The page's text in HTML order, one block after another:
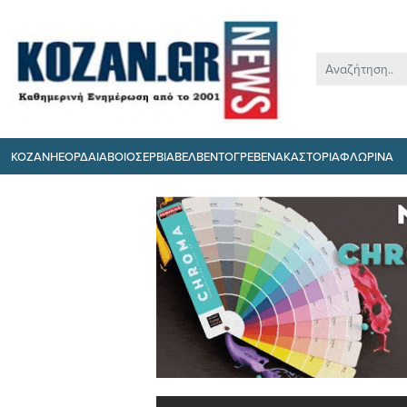
ΚΟΖΑΝΗΕΟΡΔΑΙΑΒΟΙΟΣΕΡΒΙΑΒΕΛΒΕΝΤΟΓΡΕΒΕΝΑΚΑΣΤΟΡΙΑΦΛΩΡΙΝΑ